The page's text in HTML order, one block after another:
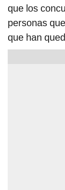
que los
personas
que han